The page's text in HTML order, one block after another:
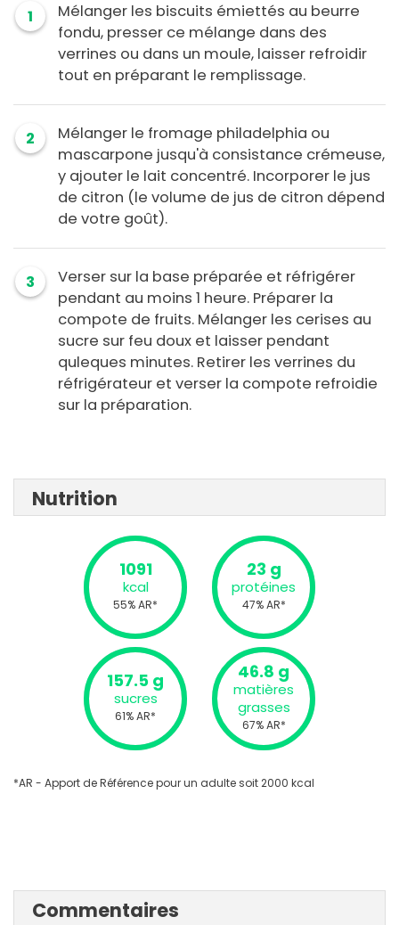
1
Mélanger les biscuits émiettés au beurre
fondu, presser ce mélange dans des
verrines ou dans un moule, laisser refroidir
tout en préparant le remplissage.
2
Mélanger le fromage philadelphia ou
mascarpone jusqu'à consistance crémeuse,
y ajouter le lait concentré. Incorporer le jus
de citron (le volume de jus de citron dépend
de votre goût).
3
Verser sur la base préparée et réfrigérer
pendant au moins 1 heure. Préparer la
compote de fruits. Mélanger les cerises au
sucre sur feu doux et laisser pendant
quleques minutes. Retirer les verrines du
réfrigérateur et verser la compote refroidie
sur la préparation.
Nutrition
1091
kcal
55% AR*
23 g
protéines
47% AR*
157.5 g
sucres
61% AR*
46.8 g
matières
grasses
67% AR*
*AR - Apport de Référence pour un adulte soit 2000 kcal
Commentaires